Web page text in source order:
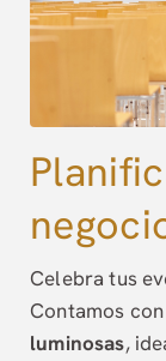
Celebra tus
Contamos
luminosas,